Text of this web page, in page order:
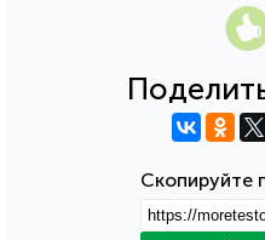
Скопируйте